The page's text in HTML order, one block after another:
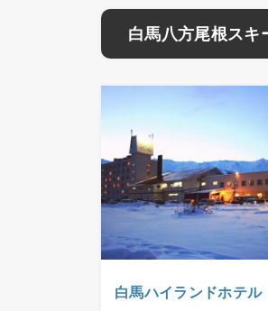
白馬八方尾根スキ
白馬ハイランドホテル